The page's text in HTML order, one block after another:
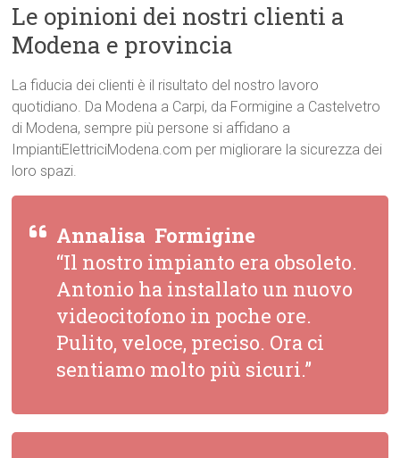
Le opinioni dei nostri clienti a
Modena e provincia
La fiducia dei clienti è il risultato del nostro lavoro
quotidiano. Da Modena a Carpi, da Formigine a Castelvetro
di Modena, sempre più persone si affidano a
ImpiantiElettriciModena.com per migliorare la sicurezza dei
loro spazi.
Annalisa  Formigine
“Il nostro impianto era obsoleto.
Antonio ha installato un nuovo
videocitofono in poche ore.
Pulito, veloce, preciso. Ora ci
sentiamo molto più sicuri.”